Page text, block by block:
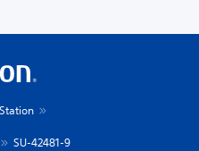
SU-42481-9